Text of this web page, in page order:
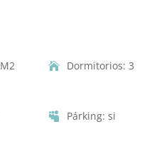
M2 Dormitorios: 3
Párking: si